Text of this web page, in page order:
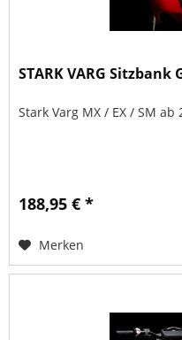
STARK VARG Sitzbank
Stark Varg MX / EX / SM
188,95 € *
Merken